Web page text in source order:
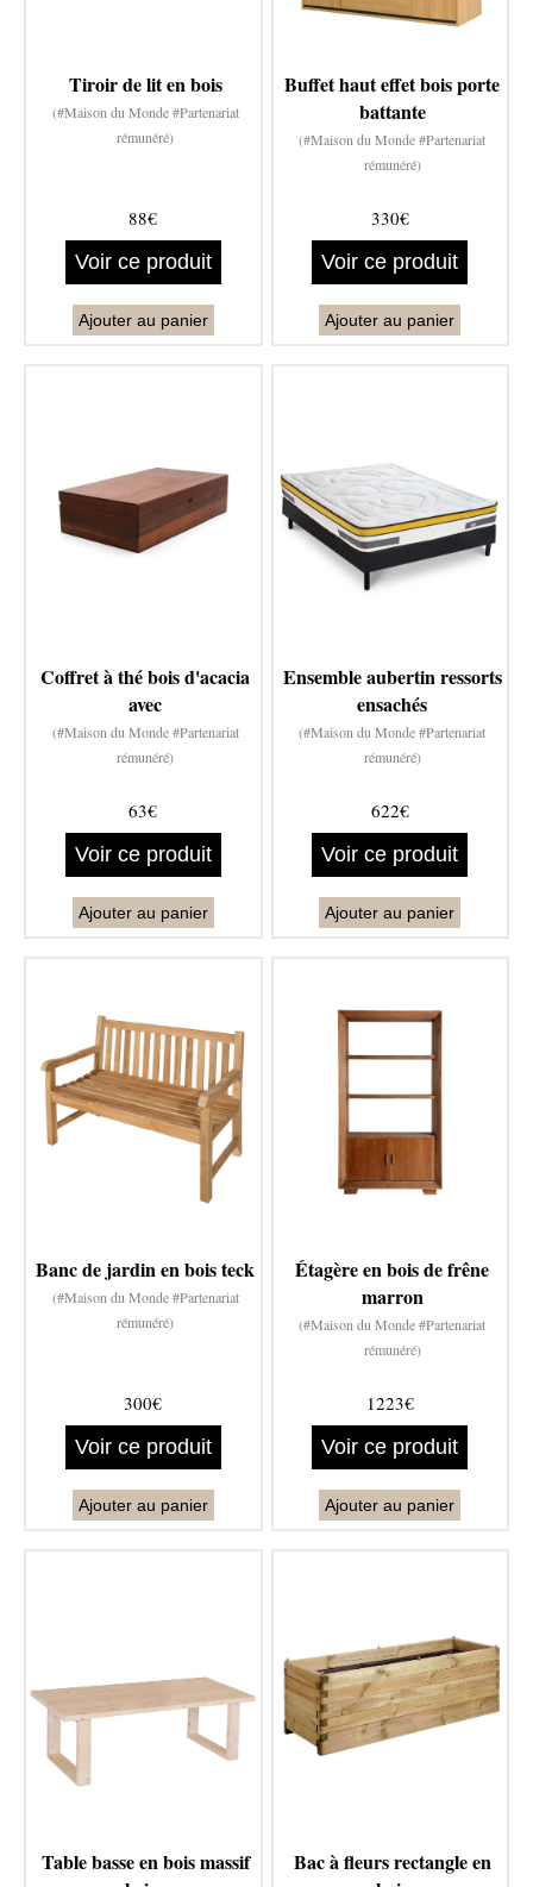
Tiroir de lit en bois
(#Maison du Monde #Partenariat
rémunéré)
88€
Voir ce produit
Ajouter au panier
Buffet haut effet bois porte
battante
(#Maison du Monde #Partenariat
rémunéré)
330€
Voir ce produit
Ajouter au panier
Coffret à thé bois d'acacia
avec
(#Maison du Monde #Partenariat
rémunéré)
63€
Voir ce produit
Ajouter au panier
Ensemble aubertin ressorts
ensachés
(#Maison du Monde #Partenariat
rémunéré)
622€
Voir ce produit
Ajouter au panier
Banc de jardin en bois teck
(#Maison du Monde #Partenariat
rémunéré)
300€
Voir ce produit
Ajouter au panier
Étagère en bois de frêne
marron
(#Maison du Monde #Partenariat
rémunéré)
1223€
Voir ce produit
Ajouter au panier
Table basse en bois massif
Bac à fleurs rectangle en